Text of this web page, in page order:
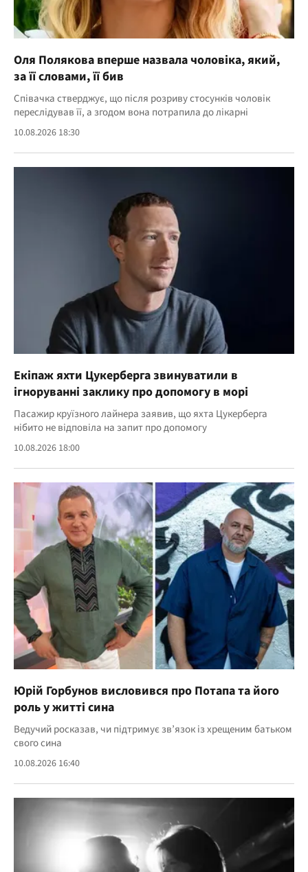
Оля Полякова вперше назвала чоловіка, який,
за її словами, її бив
Співачка стверджує, що після розриву стосунків чоловік
переслідував її, а згодом вона потрапила до лікарні
10.08.2026 18:30
Екіпаж яхти Цукерберга звинуватили в
ігноруванні заклику про допомогу в морі
Пасажир круїзного лайнера заявив, що яхта Цукерберга
нібито не відповіла на запит про допомогу
10.08.2026 18:00
Юрій Горбунов висловився про Потапа та його
роль у житті сина
Ведучий росказав, чи підтримує зв’язок із хрещеним батьком
свого сина
10.08.2026 16:40